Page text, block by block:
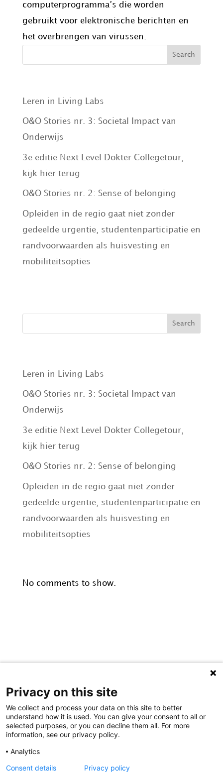
computerprogramma’s die worden
gebruikt voor elektronische berichten en
het overbrengen van virussen.
Leren in Living Labs
O&O Stories nr. 3: Societal Impact van
Onderwijs
3e editie Next Level Dokter Collegetour,
kijk hier terug
O&O Stories nr. 2: Sense of belonging
Opleiden in de regio gaat niet zonder
gedeelde urgentie, studentenparticipatie en
randvoorwaarden als huisvesting en
mobiliteitsopties
Search
Leren in Living Labs
O&O Stories nr. 3: Societal Impact van
Onderwijs
3e editie Next Level Dokter Collegetour,
kijk hier terug
O&O Stories nr. 2: Sense of belonging
Opleiden in de regio gaat niet zonder
gedeelde urgentie, studentenparticipatie en
randvoorwaarden als huisvesting en
mobiliteitsopties
No comments to show.
Privacy on this site
We collect and process your data on this site to better
understand how it is used. You can give your consent to all or
selected purposes, or you can decline them all. For more
information, see our privacy policy.
Analytics
Consent details
Privacy policy